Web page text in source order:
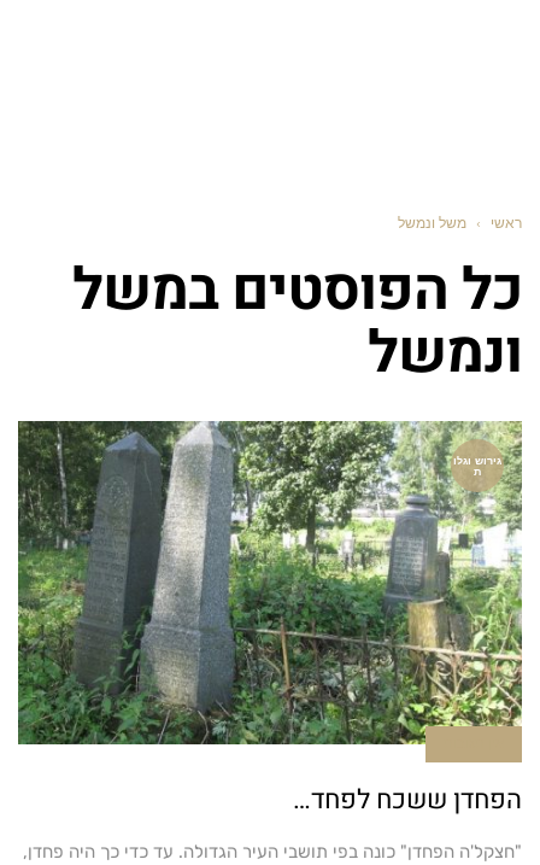
ראשי › משל ונמשל
כל הפוסטים במשל
ונמשל
גירוש וגלו
ת
הפחדן ששכח לפחד…
"חצקל'ה הפחדן" כונה בפי תושבי העיר הגדולה. עד כדי כך היה פחדן,